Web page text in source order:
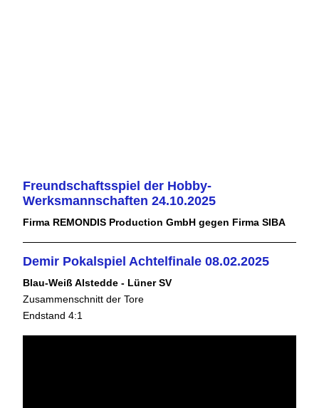
Freundschaftsspiel der Hobby-
Werksmannschaften 24.10.2025
Firma REMONDIS Production GmbH gegen Firma SIBA
Demir Pokalspiel Achtelfinale 08.02.2025
Blau-Weiß Alstedde - Lüner SV
Zusammenschnitt der Tore
Endstand 4:1